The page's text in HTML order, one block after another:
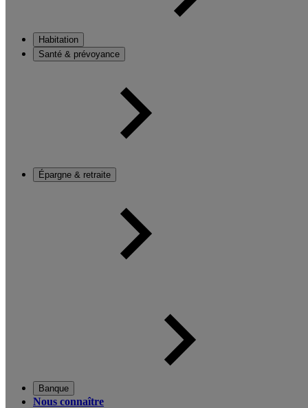
Habitation
Santé & prévoyance
Épargne & retraite
Banque
Nous connaître